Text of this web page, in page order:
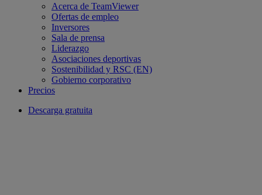
Acerca de TeamViewer
Ofertas de empleo
Inversores
Sala de prensa
Liderazgo
Asociaciones deportivas
Sostenibilidad y RSC (EN)
Gobierno corporativo
Precios
Descarga gratuita